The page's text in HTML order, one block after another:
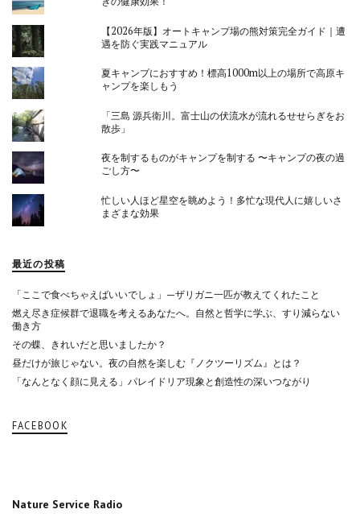
【2026年版】オートキャンプ場の熊対策完全ガイド｜遭
遇を防ぐ実践マニュアル
夏キャンプにおすすめ！標高1000m以上の場所で高原キ
ャンプを楽しもう
「三島 源兵衛川。富士山の伏流水が流れるせせらぎをお
散歩」
夜を制するものがキャンプを制する 〜キャンプの夜の過
ごし方〜
忙しい人ほど星空を眺めよう！多忙な現代人に嬉しいさ
まざまな効果
最近の投稿
「ここで食べちゃえばいいでしょ」—ザリガニ一匹が教えてくれたこと
燃え尽き症候群で退職を考えるあなたへ。自然と哲学に学ぶ、すり減らない
働き方
その蝶、きれいだと思いましたか？
昼だけが旅じゃない。夜の自然を楽しむ『ノクツーリズム』とは？
「なんとなく顔に見える」パレイドリア現象と創造性の深いつながり
FACEBOOK
Nature Service Radio